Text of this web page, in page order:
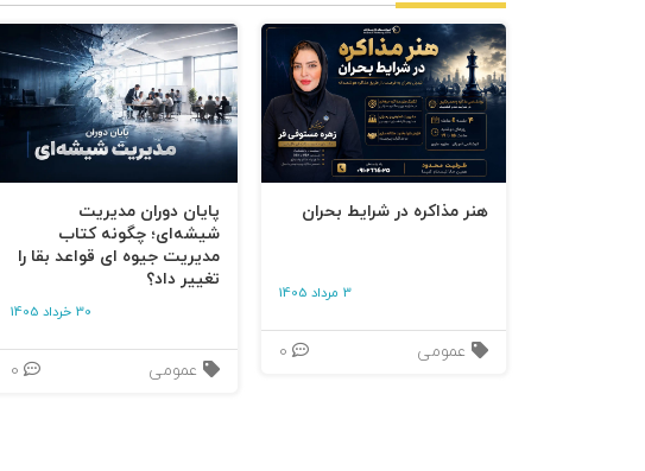
هنر مذاکره در شرایط بحران
3 مرداد 1405
عمومی
پایان دوران مدیریت
شیشه‌ای؛ چگونه کتاب
مدیریت جیوه‌ ای قواعد بقا را
تغییر داد؟
30 خرداد 1405
عمومی